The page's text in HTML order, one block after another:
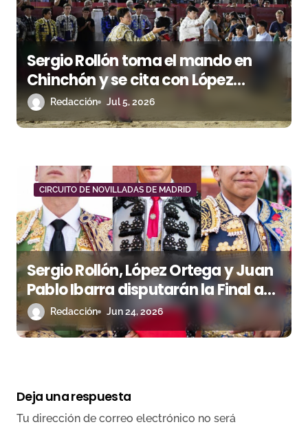
a
s
Sergio Rollón toma el mando en
Chinchón y se cita con López
Ortega en la Gran Final del Circuito
de Madrid
Redacción Jul 5, 2026
CIRCUITO DE NOVILLADAS DE MADRID
Sergio Rollón, López Ortega y Juan
Pablo Ibarra disputarán la Final a
Tres del Circuito de Madrid
Redacción Jun 24, 2026
Deja una respuesta
Tu dirección de correo electrónico no será